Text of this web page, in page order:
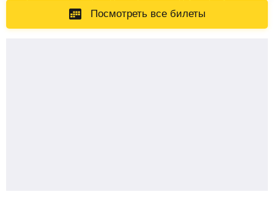
Посмотреть все билеты